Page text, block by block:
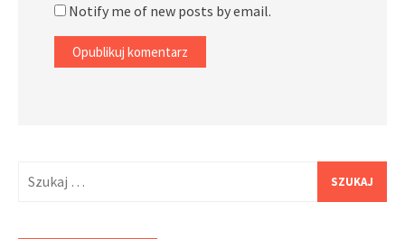
Notify me of new posts by email.